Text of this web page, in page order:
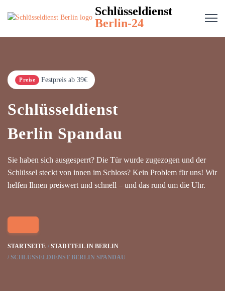
Schlüsseldienst
Berlin-24
Preise Festpreis ab 39€
Schlüsseldienst
Berlin Spandau
Sie haben sich ausgesperrt? Die Tür wurde zugezogen und der
Schlüssel steckt von innen im Schloss? Kein Problem für uns! Wir
helfen Ihnen preiswert und schnell – und das rund um die Uhr.
STARTSEITE
STADTTEIL IN BERLIN
SCHLÜSSELDIENST BERLIN SPANDAU